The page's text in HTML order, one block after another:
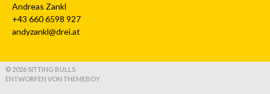
Andreas Zankl
+43 660 6598 927
andyzankl@drei.at
© 2026 SITTING BULLS
ENTWORFEN VON THEMEBOY